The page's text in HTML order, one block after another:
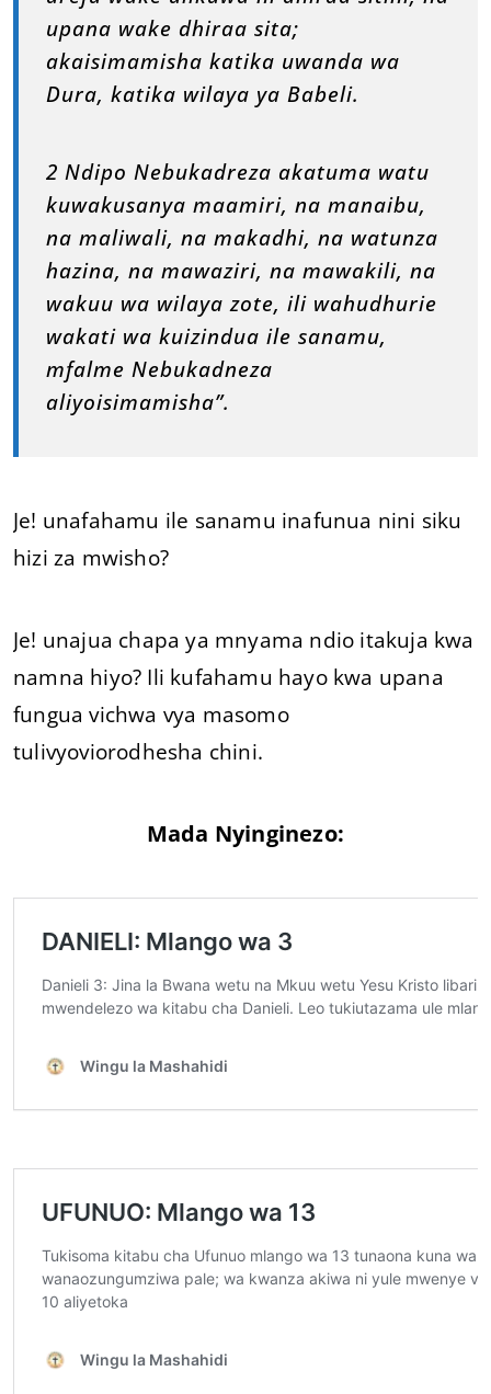
upana wake dhiraa sita;
akaisimamisha katika uwanda wa
Dura, katika wilaya ya Babeli.
2 Ndipo Nebukadreza akatuma watu
kuwakusanya maamiri, na manaibu,
na maliwali, na makadhi, na watunza
hazina, na mawaziri, na mawakili, na
wakuu wa wilaya zote, ili wahudhurie
wakati wa kuizindua ile sanamu,
mfalme Nebukadneza
aliyoisimamisha”.
Je! unafahamu ile sanamu inafunua nini siku
hizi za mwisho?
Je! unajua chapa ya mnyama ndio itakuja kwa
namna hiyo? Ili kufahamu hayo kwa upana
fungua vichwa vya masomo
tulivyoviorodhesha chini.
Mada Nyinginezo: